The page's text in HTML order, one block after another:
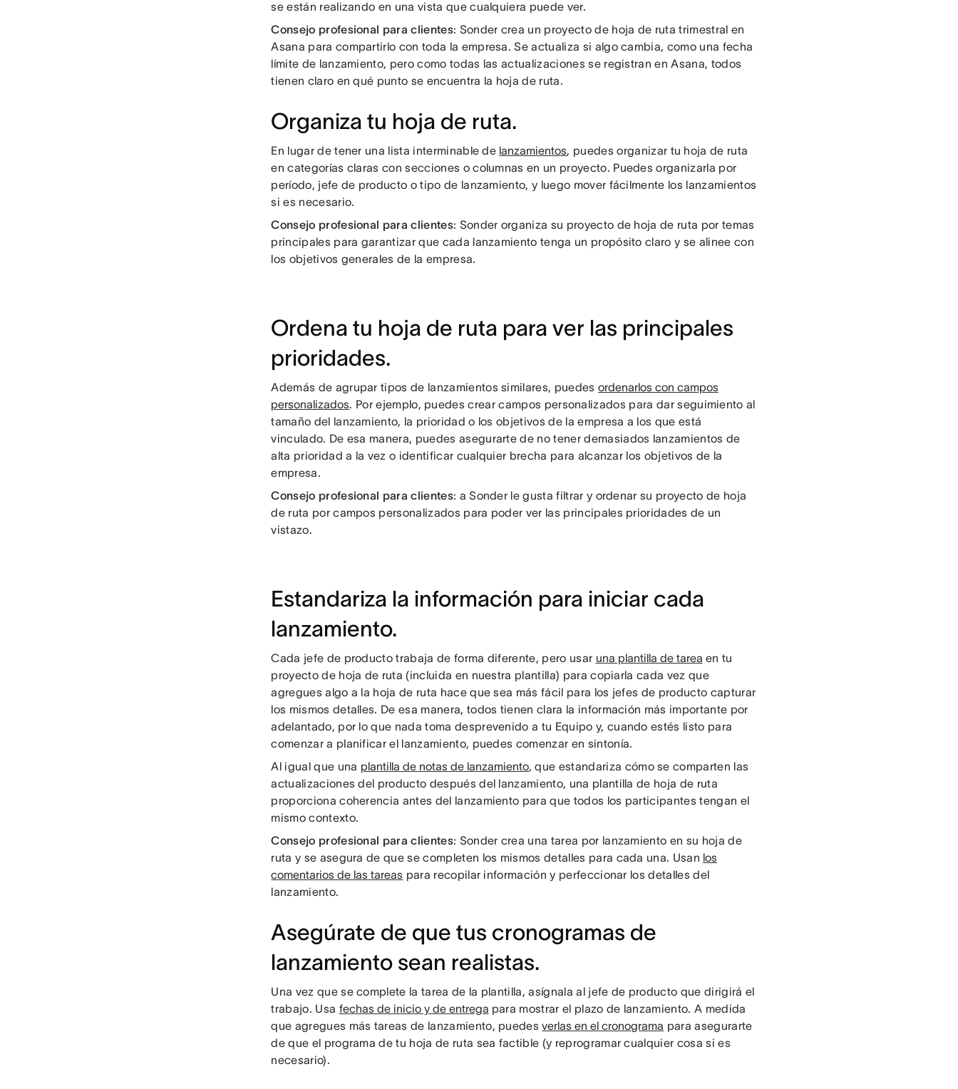
se están realizando en una vista que cualquiera puede ver.
Consejo profesional para clientes: Sonder crea un proyecto de hoja de ruta trimestral en
Asana para compartirlo con toda la empresa. Se actualiza si algo cambia, como una fecha
límite de lanzamiento, pero como todas las actualizaciones se registran en Asana, todos
tienen claro en qué punto se encuentra la hoja de ruta.
Organiza tu hoja de ruta.
En lugar de tener una lista interminable de lanzamientos, puedes organizar tu hoja de ruta
en categorías claras con secciones o columnas en un proyecto. Puedes organizarla por
período, jefe de producto o tipo de lanzamiento, y luego mover fácilmente los lanzamientos
si es necesario.
Consejo profesional para clientes: Sonder organiza su proyecto de hoja de ruta por temas
principales para garantizar que cada lanzamiento tenga un propósito claro y se alinee con
los objetivos generales de la empresa.
Ordena tu hoja de ruta para ver las principales
prioridades.
Además de agrupar tipos de lanzamientos similares, puedes ordenarlos con campos
personalizados. Por ejemplo, puedes crear campos personalizados para dar seguimiento al
tamaño del lanzamiento, la prioridad o los objetivos de la empresa a los que está
vinculado. De esa manera, puedes asegurarte de no tener demasiados lanzamientos de
alta prioridad a la vez o identificar cualquier brecha para alcanzar los objetivos de la
empresa.
Consejo profesional para clientes: a Sonder le gusta filtrar y ordenar su proyecto de hoja
de ruta por campos personalizados para poder ver las principales prioridades de un
vistazo.
Estandariza la información para iniciar cada
lanzamiento.
Cada jefe de producto trabaja de forma diferente, pero usar una plantilla de tarea en tu
proyecto de hoja de ruta (incluida en nuestra plantilla) para copiarla cada vez que
agregues algo a la hoja de ruta hace que sea más fácil para los jefes de producto capturar
los mismos detalles. De esa manera, todos tienen clara la información más importante por
adelantado, por lo que nada toma desprevenido a tu Equipo y, cuando estés listo para
comenzar a planificar el lanzamiento, puedes comenzar en sintonía.
Al igual que una plantilla de notas de lanzamiento, que estandariza cómo se comparten las
actualizaciones del producto después del lanzamiento, una plantilla de hoja de ruta
proporciona coherencia antes del lanzamiento para que todos los participantes tengan el
mismo contexto.
Consejo profesional para clientes: Sonder crea una tarea por lanzamiento en su hoja de
ruta y se asegura de que se completen los mismos detalles para cada una. Usan los
comentarios de las tareas para recopilar información y perfeccionar los detalles del
lanzamiento.
Asegúrate de que tus cronogramas de
lanzamiento sean realistas.
Una vez que se complete la tarea de la plantilla, asígnala al jefe de producto que dirigirá el
trabajo. Usa fechas de inicio y de entrega para mostrar el plazo de lanzamiento. A medida
que agregues más tareas de lanzamiento, puedesverlas en el cronograma para asegurarte
de que el programa de tu hoja de ruta sea factible (y reprogramar cualquier cosa si es
necesario).